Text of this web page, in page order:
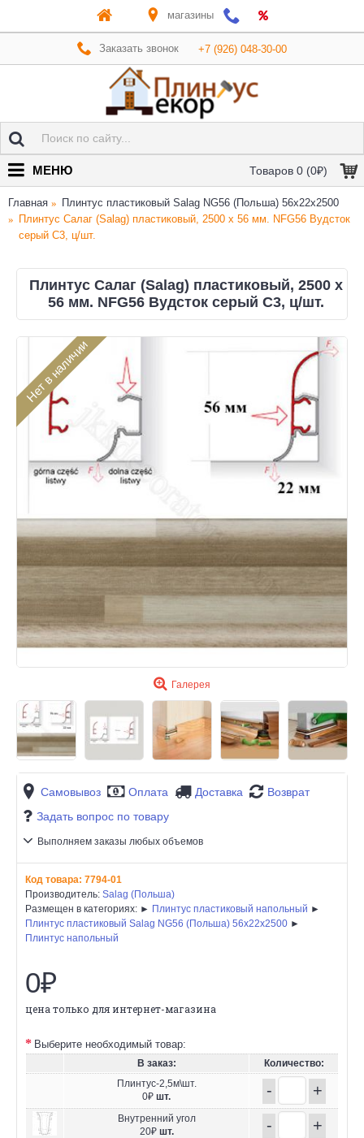
магазины
Заказать звонок +7 (926) 048-30-00
Товаров 0 (0₽)
МЕНЮ
Главная
Плинтус пластиковый Salag NG56 (Польша) 56х22x2500
Плинтус Салаг (Salag) пластиковый, 2500 х 56 мм. NFG56 Вудсток
серый С3, ц/шт.
Плинтус Салаг (Salag) пластиковый, 2500 х
56 мм. NFG56 Вудсток серый С3, ц/шт.
Нет в наличии
Галерея
Самовывоз Оплата Доставка
Возврат
Задать вопрос по товару
Выполняем заказы любых объемов
Код товара: 7794-01
Производитель: Salag (Польша)
Размещен в категориях: ► Плинтус пластиковый напольный ►
Плинтус пластиковый Salag NG56 (Польша) 56х22x2500 ►
Плинтус напольный
0₽
цена только для интернет-магазина
Выберите необходимый товар:
В заказ:
Количество:
Плинтус-2,5м\шт.
0₽ шт. - +
Внутренний угол
20₽ шт. - +